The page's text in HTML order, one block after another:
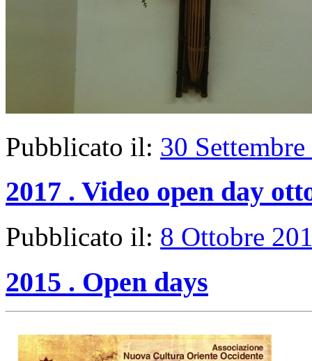
Pubblicato il: 30
2017 . Video open day
Pubblicato il: 8 Ottobre
2015 . Open days